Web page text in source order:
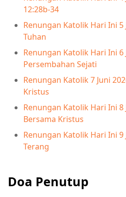
12:28b-34
Renungan Katolik Hari Ini 5
Tuhan
Renungan Katolik Hari Ini 6
Persembahan Sejati
Renungan Katolik 7 Juni
Kristus
Renungan Katolik Hari Ini 8
Bersama Kristus
Renungan Katolik Hari Ini 9
Terang
Doa Penutup